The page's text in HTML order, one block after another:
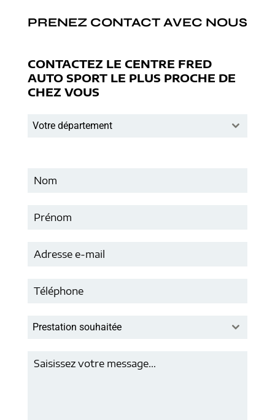
PRENEZ CONTACT AVEC NOUS
CONTACTEZ LE CENTRE FRED
AUTO SPORT LE PLUS PROCHE DE
CHEZ VOUS
Votre département
Prestation souhaitée